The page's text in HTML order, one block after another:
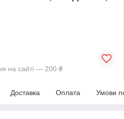
на сайті — 200 ₴
Доставка Оплата Умови